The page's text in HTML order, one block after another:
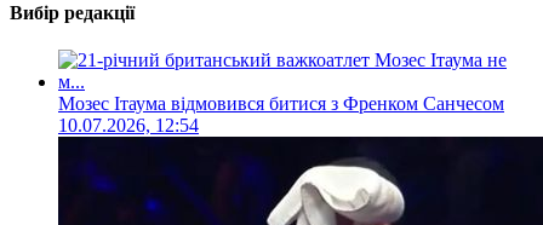
Вибір редакції
Мозес Ітаума відмовився битися з Френком Санчесом
10.07.2026, 12:54